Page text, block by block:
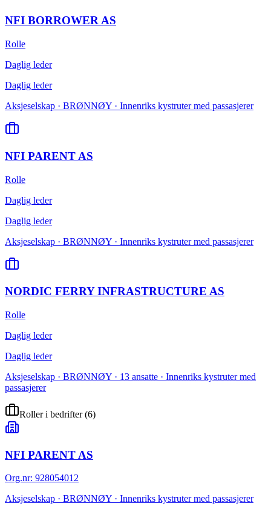
NFI BORROWER AS
Rolle
Daglig leder
Daglig leder
Aksjeselskap · BRØNNØY · Innenriks kystruter med passasjerer
NFI PARENT AS
Rolle
Daglig leder
Daglig leder
Aksjeselskap · BRØNNØY · Innenriks kystruter med passasjerer
NORDIC FERRY INFRASTRUCTURE AS
Rolle
Daglig leder
Daglig leder
Aksjeselskap · BRØNNØY · 13 ansatte · Innenriks kystruter med
passasjerer
Roller i bedrifter(6)
NFI PARENT AS
Org.nr: 928054012
Aksjeselskap · BRØNNØY · Innenriks kystruter med passasjerer